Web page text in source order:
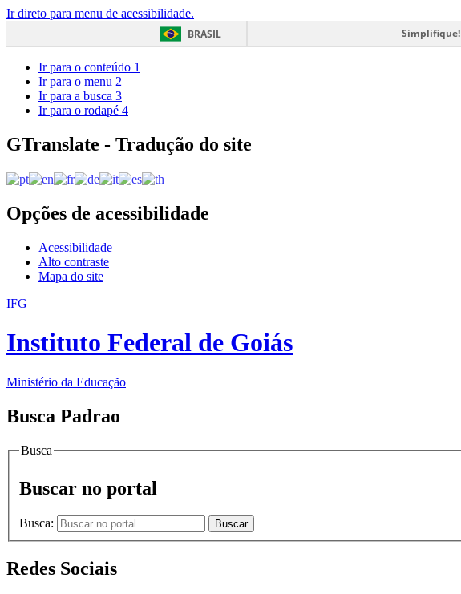
Ir direto para menu de acessibilidade.
BRASIL
Simplifique!
Ir para o conteúdo 1
Ir para o menu 2
Ir para a busca 3
Ir para o rodapé 4
GTranslate - Tradução do site
Opções de acessibilidade
Acessibilidade
Alto contraste
Mapa do site
IFG
Instituto Federal de Goiás
Ministério da Educação
Busca Padrao
Busca
Buscar no portal
Busca: Buscar
Redes Sociais